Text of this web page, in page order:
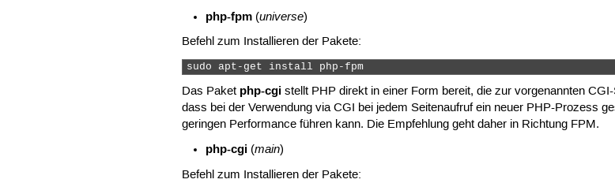
php-fpm(universe)
Befehl zum Installieren der Pakete:
sudo apt-get install php-fpm
Das Paket php-cgi stellt PHP direkt in einer Form bereit, die zur vorgenannten
dass bei der Verwendung via CGI bei jedem Seitenaufruf ein neuer PHP-Prozess
geringen Performance führen kann. Die Empfehlung geht daher in Richtung FPM.
php-cgi(main)
Befehl zum Installieren der Pakete: